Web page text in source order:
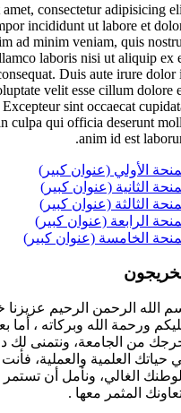
consectetur adipisicing
incididunt ut labore et
ad minim veniam, quis
laboris nisi ut aliquip ex
Duis aute irure dolor
velit esse cillum dolore
sint occaecat
culpa qui officia deserunt
anim id est
الأولي (عنوان كبير)
الثانية (عنوان كبير)
الثالثة (عنوان كبير)
الرابعة (عنوان كبير)
الخامسة (عنوان كبير)
الله الرحمن الرحيم عزيزنا
ورحمة الله وبركاته ، أما
من الجامعة، ونتمنى لك
حياتك العلمية والعملية،
الغالي، ونأمل أن
المثمر معها .